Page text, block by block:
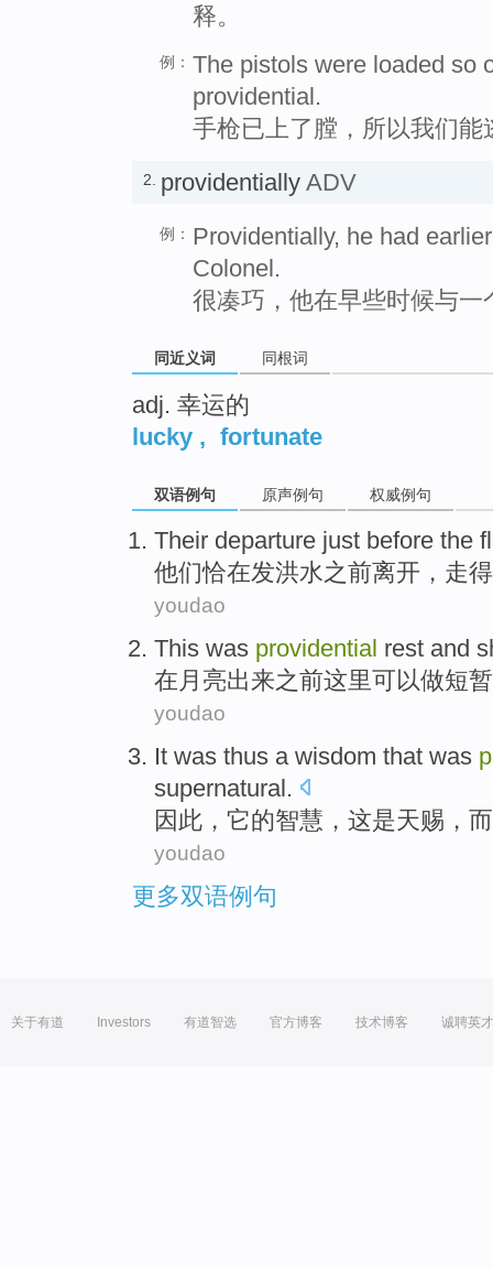
释。
例： The pistols were loaded so
providential.
手枪已上了膛，所以我们能
2. providentially ADV
例： Providentially, he had
Colonel.
很凑巧，他在早些时候与
同近义词 同根词
adj. 幸运的
lucky , fortunate
双语例句 原声例句 权威例句
Their departure just before the
他们恰在发洪水之前离开 ，走
youdao
This was providential rest and
在 月亮出来之前这里可以做短暂
youdao
It was thus a wisdom that was
supernatural.
因此 ， 它的智慧 ， 这是天赐 ， 而
youdao
更多双语例句
关于有道 Investors 有道智选 官方博客 技术博客 诚聘英才